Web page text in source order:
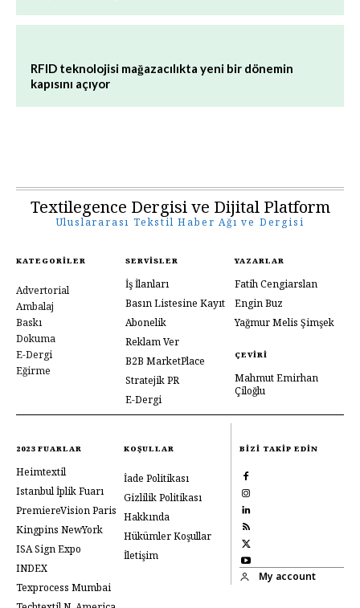
RFID teknolojisi mağazacılıkta yeni bir dönemin
kapısını açıyor
Textilegence Dergisi ve Dijital Platform
Uluslararası Tekstil Haber Ağı ve Dergisi
KATEGORILER
Advertorial
Ambalaj
Baskı
Dokuma
E-Dergi
Eğirme
SERVISLER
İş İlanları
Basın Listesine Kayıt
Abonelik
Reklam Ver
B2B MarketPlace
Stratejik PR
E-Dergi
YAZARLAR
Fatih Cengiarslan
Engin Buz
Yağmur Melis Şimşek
ÇEVIRI
Mahmut Emirhan
Çiloğlu
2023 FUARLAR
Heimtextil
Istanbul İplik Fuarı
PremiereVision Paris
Kingpins NewYork
ISA Sign Expo
INDEX
Texprocess Mumbai
KOŞULLAR
İade Politikası
Gizlilik Politikası
Hakkında
Hükümler Koşullar
İletişim
BIZI TAKIP EDIN
My account